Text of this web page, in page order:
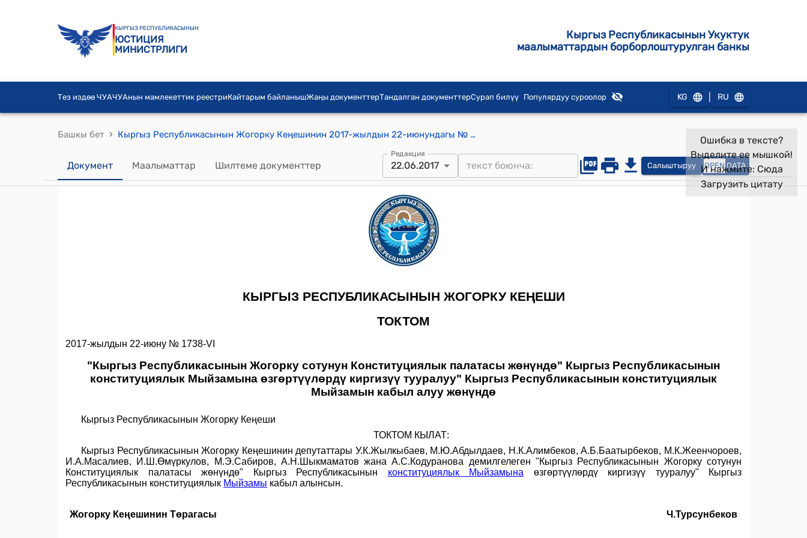
КЫРГЫЗ РЕСПУБЛИКАСЫНЫН
ЮСТИЦИЯ
МИНИСТРЛИГИ
Кыргыз Республикасынын Укуктук
маалыматтардын борборлоштурулган банкы
Тез издөө ЧУАЧУАнын мамлекеттик реестриКайтарым байланышЖаңы документтерТандалган документтерСурап билүү Популярдуу суроолор KG RU
Башкы бет › Кыргыз Республикасынын Жогорку Кеңешинин 2017-жылдын 22-июнундагы № 1738-VI "Кыргыз Республикасынын Жогорку сотунун Конституциялык палатасы жөнүндө" Кыргыз Республикасынын конституциялык Мыйзамына өзгөртүүлөрдү киргизүү тууралуу" Кыргыз Республикасынын конституциялык Мыйзамын кабыл алуу жөнүндө" токтому
Документ Маалыматтар Шилтеме документтер
Редакция
22.06.2017 Салыштыруу OPEN DATA
Ошибка в тексте?
Выделите ее мышкой!
И нажмите: Сюда
Загрузить цитату